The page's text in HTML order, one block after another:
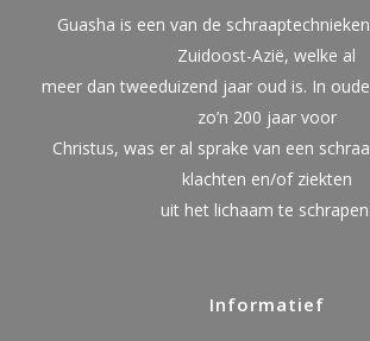
Guasha is een van de
Zuidoost-Azië, welke al
meer dan tweeduizend jaar oud is. In
zo’n 200 jaar voor
Christus, was er al sprake van een
klachten en/of ziekten
uit het lichaam te schrapen.
Informatief